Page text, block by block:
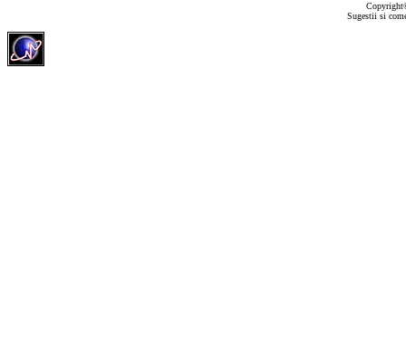
Sugestii si